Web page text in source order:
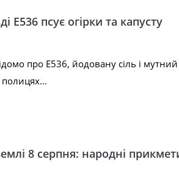
Е536 псує огірки та капусту
про Е536, йодовану сіль і мутний
полицях…
8 серпня: народні